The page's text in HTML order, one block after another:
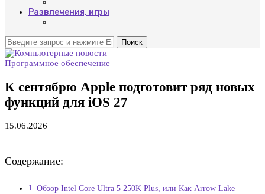
Развлечения, игры
Поиск
Программное обеспечение
К сентябрю Apple подготовит ряд новых
функций для iOS 27
15.06.2026
Содержание:
Обзор Intel Core Ultra 5 250K Plus, или Как Arrow Lake